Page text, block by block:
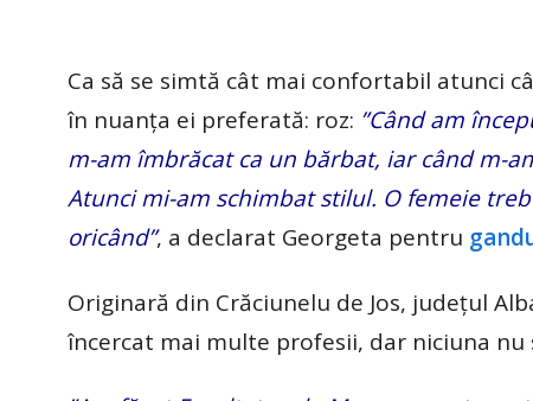
Ca să se simtă cât mai confortabil atunci
în nuanța ei preferată: roz: ”Când am
m-am îmbrăcat ca un bărbat, iar când m-
Atunci mi-am schimbat stilul. O femeie
oricând”, a declarat Georgeta pentru
Originară din Crăciunelu de Jos, județul
încercat mai multe profesii, dar niciuna nu